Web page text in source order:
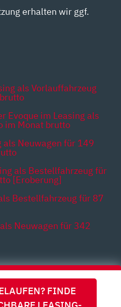
FINDE
erhalten wir ggf.
als Vorlauffahrzeug
Evoque im Leasing als
im Monat brutto
als Neuwagen für 149
als Bestellfahrzeug für
[Eroberung]
Bestellfahrzeug für 87
Neuwagen für 342